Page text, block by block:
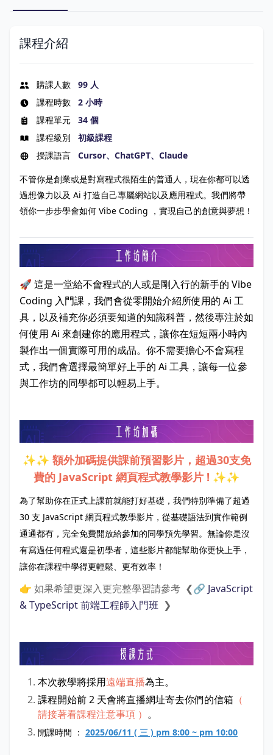
課程介紹
購課人數
99 人
課程時數
2 小時
課程單元
34 個
課程級別
初級課程
授課語言
Cursor、ChatGPT、Claude
不管你是創業或是對寫程式很陌生的普通人，現在你都可以透
過想像力以及 Ai 打造自己專屬網站以及應用程式。我們將帶
領你一步步學會如何 Vibe Coding ，實現自己的創意與夢想！
🚀 這是一堂給不會程式的人或是剛入行的新手的 Vibe
Coding 入門課，我們會從零開始介紹所使用的 Ai 工
具，以及補充你必須要知道的知識科普，然後專注於如
何使用 Ai 來創建你的應用程式，讓你在短短兩小時內
製作出一個實際可用的成品。你不需要擔心不會寫程
式，我們會選擇最簡單好上手的 Ai 工具，讓每一位參
與工作坊的同學都可以輕易上手。
✨✨ 額外加碼提供課前預習影片，超過30支免
費的 JavaScript 網頁程式教學影片 ! ✨✨
為了幫助你在正式上課前就能打好基礎，我們特別準備了超過
30 支 JavaScript 網頁程式教學影片，從基礎語法到實作範例
通通都有，完全免費開放給參加的同學預先學習。無論你是沒
有寫過任何程式還是初學者 ，這些影片都能幫助你更快上手，
讓你在課程中學得更輕鬆、更有效率！
👉 如果希望更深入更完整學習請參考 ❮🔗 JavaScript
& TypeScript 前端工程師入門班 ❯
本次教學將採用遠端直播為主。
課程開始前 2 天會將直播網址寄去你們的信箱 （
請接著看課程注意事項 ） 。
開課時間 ： 2025/06/11 ( 三 ) pm 8:00 ~ pm 10:00